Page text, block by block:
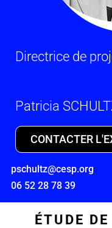
Directrice de
Patricia
CONTACTER
pschultz@cesp.org
06 52 28 78 39
ÉTUDE